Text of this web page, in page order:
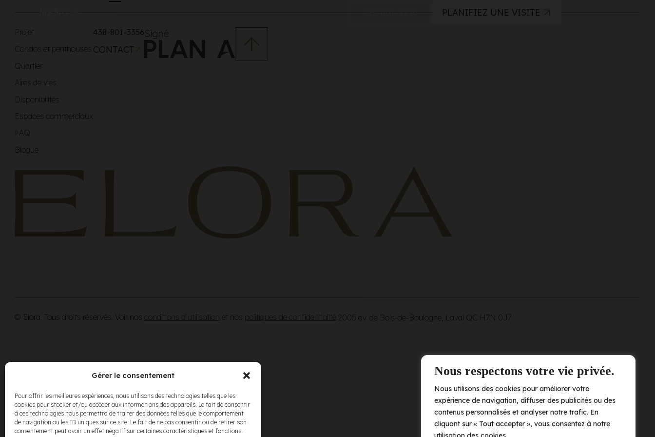
Nous respectons votre vie privée.
Nous utilisons des cookies pour améliorer votre
expérience de navigation, diffuser des publicités ou des
contenus personnalisés et analyser notre trafic. En
cliquant sur « Tout accepter », vous consentez à notre
Gérer le consentement
Pour offrir les meilleures expériences, nous utilisons des technologies telles que les
cookies pour stocker et/ou accéder aux informations des appareils. Le fait de consentir
à ces technologies nous permettra de traiter des données telles que le comportement
de navigation ou les ID uniques sur ce site. Le fait de ne pas consentir ou de retirer son
consentement peut avoir un effet négatif sur certaines caractéristiques et fonctions.
MENU PLANIFIEZ UNE VISITE
Projet
Condos et penthouses
Quartier
Aires de vies
Disponibilités
Espaces commerciaux
FAQ
Blogue
438-801-3356
CONTACT
Signé
© Elora. Tous droits réservés. Voir nos conditions d’utilisation et nos politiques de confidentialité 2005 av. de Bois-de-Boulogne, Laval QC H7N 0J7